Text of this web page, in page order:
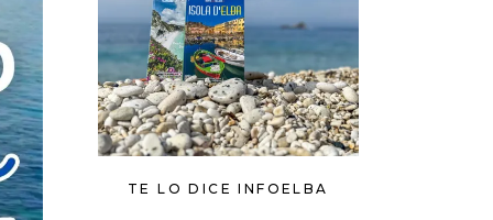
TE LO DICE INFOELBA